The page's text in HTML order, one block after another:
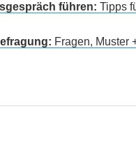
führen: Tipps
Fragen, Muster